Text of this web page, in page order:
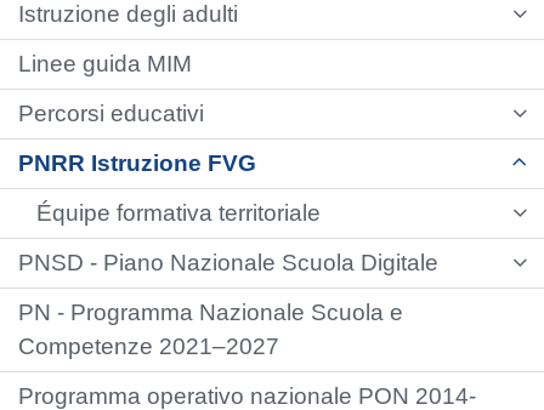
Istruzione degli adulti
Linee guida MIM
Percorsi educativi
PNRR Istruzione FVG
Équipe formativa territoriale
PNSD - Piano Nazionale Scuola Digitale
PN - Programma Nazionale Scuola e
Competenze 2021–2027
Programma operativo nazionale PON 2014-